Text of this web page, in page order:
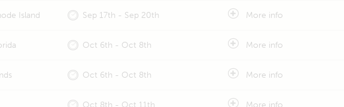
Island Sep 17th - Sep 20th More info
Oct 6th - Oct 8th More info
Oct 6th - Oct 8th More info
Oct 8th - Oct 11th More info